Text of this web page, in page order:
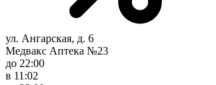
ул. Ангарская, д. 6
Медвакс Аптека №23
до 22:00
в 11:02